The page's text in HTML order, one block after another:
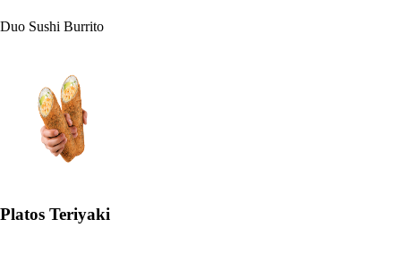
Duo Sushi Burrito
Platos Teriyaki